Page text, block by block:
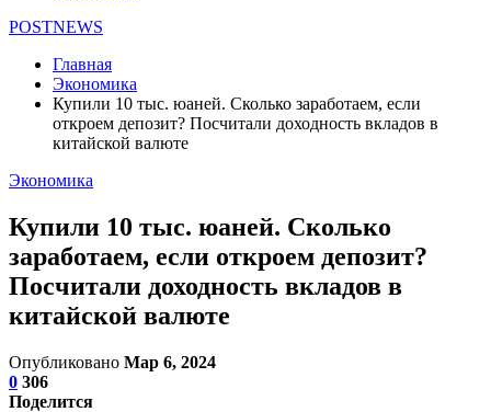
POSTNEWS
Главная
Экономика
Купили 10 тыс. юаней. Сколько заработаем, если
откроем депозит? Посчитали доходность вкладов в
китайской валюте
Экономика
Купили 10 тыс. юаней. Сколько
заработаем, если откроем депозит?
Посчитали доходность вкладов в
китайской валюте
Опубликовано Мар 6, 2024
0 306
Поделится